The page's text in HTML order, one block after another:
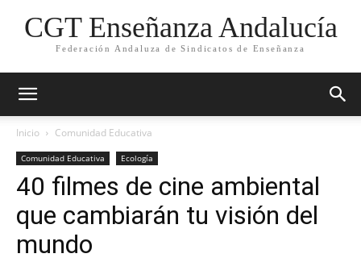
CGT Enseñanza Andalucía
Federación Andaluza de Sindicatos de Enseñanza
Inicio Comunidad Educativa
Comunidad Educativa Ecología
40 filmes de cine ambiental
que cambiarán tu visión del
mundo